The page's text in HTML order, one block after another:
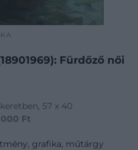
Fürdőző női
57 x 40
Ft
grafika, műtárgy